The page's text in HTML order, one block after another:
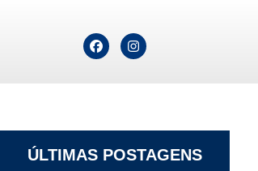
ÚLTIMAS POSTAGENS